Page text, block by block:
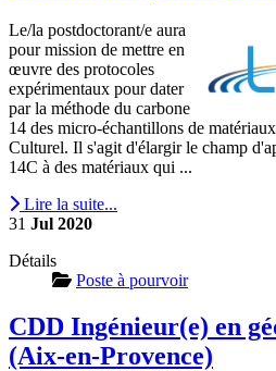
Le/la postdoctorant/e aura
pour mission de mettre en
œuvre des protocoles
expérimentaux pour dater
par la méthode du carbone
14 des micro-échantillons de
Culturel. Il s'agit d'élargir le champ
14C à des matériaux qui ...
Lire la suite...
31 Jul 2020
Détails
Poste à pourvoir
CDD Ingénieur(e) en
(Aix-en-Provence)